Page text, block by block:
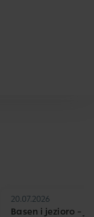
20.07.2026
Basen i jezioro –